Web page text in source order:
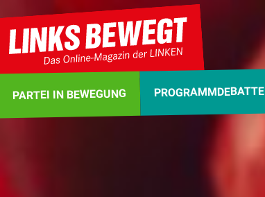
PARTEI IN BEWEGUNG PROGRAMMDEBATTE